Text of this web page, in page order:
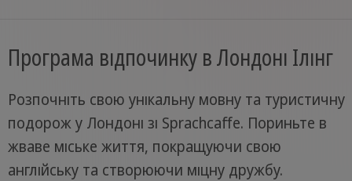
Програма відпочинку в Лондоні Ілінг
Розпочніть свою унікальну мовну та туристичну
подорож у Лондоні зі Sprachcaffe. Пориньте в
жваве міське життя, покращуючи свою
англійську та створюючи міцну дружбу.